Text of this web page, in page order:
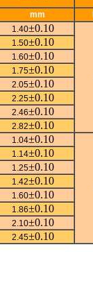
mm
1.40±0.10
1.50±0.10
1.60±0.10
1.75±0.10
2.05±0.10
2.25±0.10
2.46±0.10
2.82±0.10
1.04±0.10
1.14±0.10
1.25±0.10
1.42±0.10
1.60±0.10
1.86±0.10
2.10±0.10
2.45±0.10